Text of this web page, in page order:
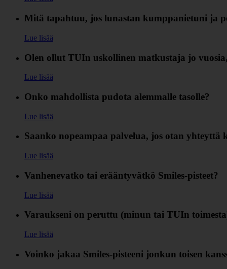
Mitä tapahtuu, jos lunastan kumppanietuni ja
Lue lisää
Olen ollut TUIn uskollinen matkustaja jo
Lue lisää
Onko mahdollista pudota alemmalle tasolle?
Lue lisää
Saanko nopeampaa palvelua, jos otan
Lue lisää
Vanhenevatko tai erääntyvätkö Smiles-pisteet?
Lue lisää
Varaukseni on peruttu (minun tai TUIn
Lue lisää
Voinko jakaa Smiles-pisteeni jonkun toisen